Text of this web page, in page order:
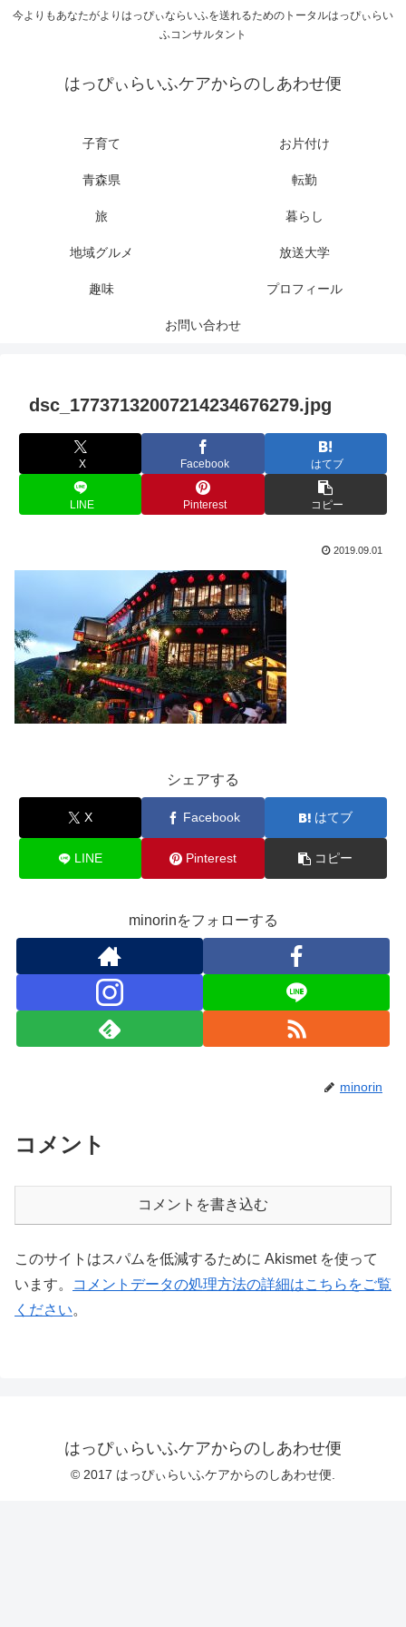
今よりもあなたがよりはっぴぃならいふを送れるためのトータルはっぴぃらい
ふコンサルタント
はっぴぃらいふケアからのしあわせ便
子育て お片付け
青森県 転勤
旅 暮らし
地域グルメ 放送大学
趣味 プロフィール
お問い合わせ
dsc_17737132007214234676279.jpg
X Facebook はてブ
LINE Pinterest コピー
2019.09.01
シェアする
X Facebook はてブ
LINE Pinterest コピー
minorinをフォローする
minorin
コメント
コメントを書き込む
このサイトはスパムを低減するために Akismet を使って
います。
コメントデータの処理方法の詳細はこちらをご覧
ください。
はっぴぃらいふケアからのしあわせ便
© 2017 はっぴぃらいふケアからのしあわせ便.